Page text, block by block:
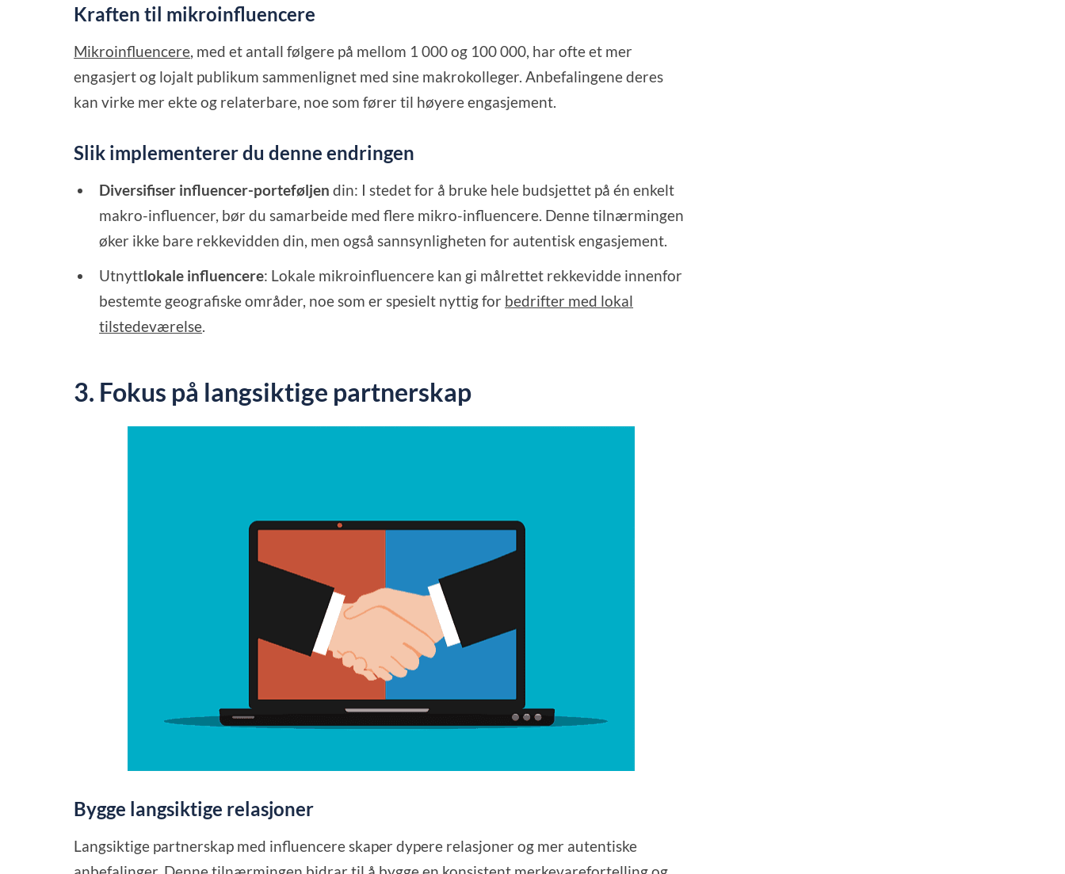
Kraften til mikroinfluencere
Mikroinfluencere , med et antall følgere på mellom 1 000 og 100 000, har ofte et mer
engasjert og lojalt publikum sammenlignet med sine makrokolleger. Anbefalingene deres
kan virke mer ekte og relaterbare, noe som fører til høyere engasjement.
Slik implementerer du denne endringen
Diversifiser influencer-porteføljen din: I stedet for å bruke hele budsjettet på én enkelt
makro-influencer, bør du samarbeide med flere mikro-influencere. Denne tilnærmingen
øker ikke bare rekkevidden din, men også sannsynligheten for autentisk engasjement.
Utnyttlokale influencere: Lokale mikroinfluencere kan gi målrettet rekkevidde innenfor
bestemte geografiske områder, noe som er spesielt nyttig for bedrifter med lokal
tilstedeværelse
3. Fokus på langsiktige partnerskap
Bygge langsiktige relasjoner
Langsiktige partnerskap med influencere skaper dypere relasjoner og mer autentiske